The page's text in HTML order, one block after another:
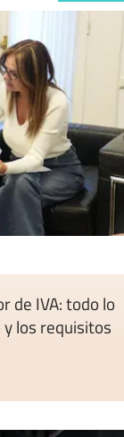
de IVA: todo lo
los requisitos